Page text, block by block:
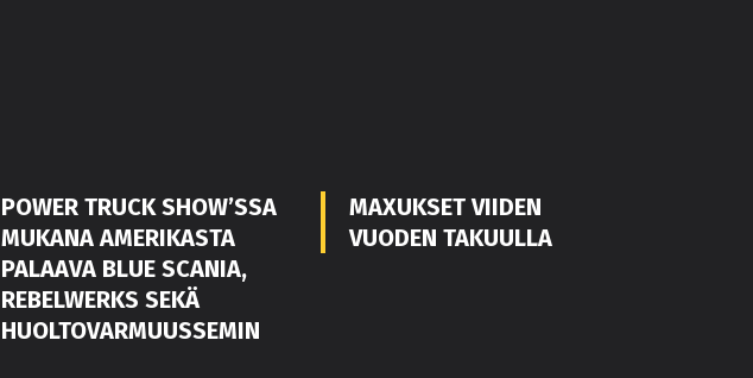
POWER TRUCK SHOW’SSA
MUKANA AMERIKASTA
PALAAVA BLUE SCANIA,
REBELWERKS SEKÄ
HUOLTOVARMUUSSEMIN
MAXUKSET VIIDEN
VUODEN TAKUULLA